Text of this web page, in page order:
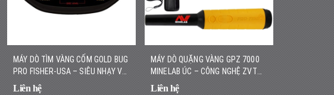
MÁY DÒ TÌM VÀNG CỐM GOLD BUG
PRO FISHER-USA – SIÊU NHẠY VỚI
VÀNG NHỎ, NHẸ, DỄ SỬ DỤNG
Liên hệ
MÁY DÒ QUẶNG VÀNG GPZ 7000
MINELAB ÚC – CÔNG NGHỆ ZVT
HIỆN ĐẠI, ĐỘ SÂU VƯỢT TRỘI
Liên hệ